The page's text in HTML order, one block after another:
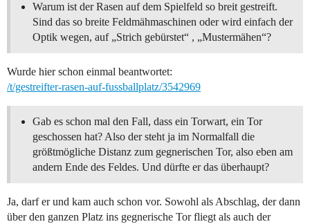
Warum ist der Rasen auf dem Spielfeld so breit gestreift.
Sind das so breite Feldmähmaschinen oder wird einfach der
Optik wegen, auf „Strich gebürstet“ , „Mustermähen“?
Wurde hier schon einmal beantwortet:
/t/gestreifter-rasen-auf-fussballplatz/3542969
Gab es schon mal den Fall, dass ein Torwart, ein Tor
geschossen hat? Also der steht ja im Normalfall die
größtmögliche Distanz zum gegnerischen Tor, also eben am
andern Ende des Feldes. Und dürfte er das überhaupt?
Ja, darf er und kam auch schon vor. Sowohl als Abschlag, der dann
über den ganzen Platz ins gegnerische Tor fliegt als auch der